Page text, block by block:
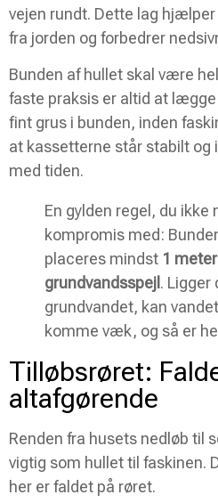
vejen rundt. Dette lag
fra jorden og forbedrer
Bunden af hullet skal være
faste praksis er altid at
fint grus i bunden, inden
at kassetterne står stabilt
med tiden.
En gylden regel, du ikke
kompromis med:
placeres mindst 1
grundvandsspejl .
grundvandet, kan
komme væk, og så er
Tilløbsrøret:
altafgørende
Renden fra husets nedløb til
vigtig som hullet til faskinen.
her er faldet på røret.